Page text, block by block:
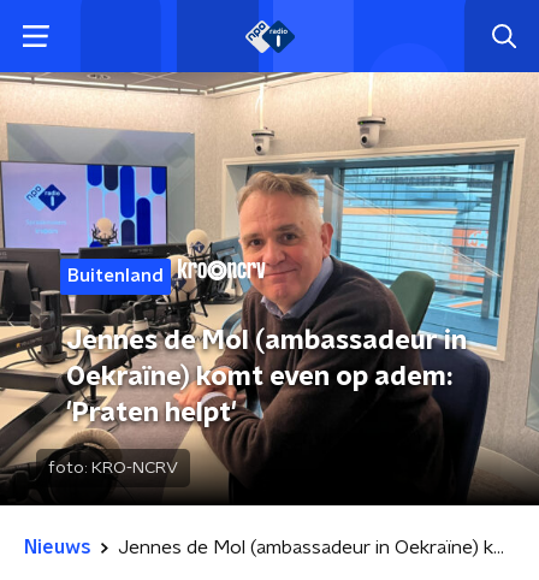
Buitenland
Jennes de Mol (ambassadeur in
Oekraïne) komt even op adem:
'Praten helpt'
foto: KRO-NCRV
Nieuws Jennes de Mol (ambassadeur in Oekraïne) komt even op adem: 'Praten helpt'